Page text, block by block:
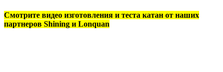
Смотрите видео изготовления и теста катан от наших
партнеров Shining и Lonquan